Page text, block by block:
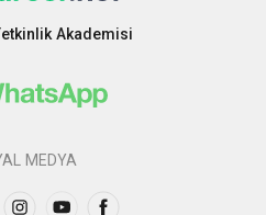
Akademisi
MEDYA